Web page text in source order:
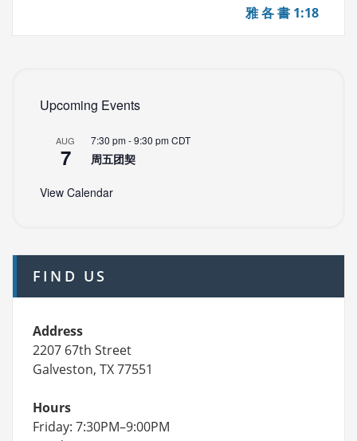
雅 各 書 1:18
Upcoming Events
AUG
7
7:30 pm-9:30 pmCDT
周五团契
View Calendar
FIND US
Address
2207 67th Street
Galveston, TX 77551
Hours
Friday: 7:30PM–9:00PM